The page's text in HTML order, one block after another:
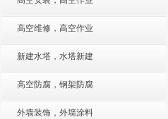
高空维修，高空作业
新建水塔，水塔新建
高空防腐，钢架防腐
外墙装饰，外墙涂料